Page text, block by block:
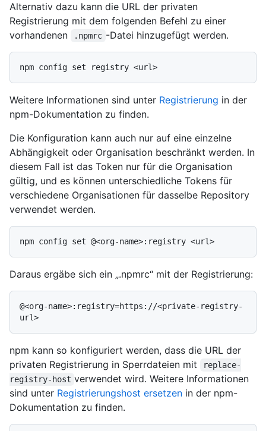
Alternativ dazu kann die URL der privaten
Registrierung mit dem folgenden Befehl zu einer
vorhandenen
.npmrc -Datei hinzugefügt werden.
Weitere Informationen sind unter Registrierung in der
npm-Dokumentation zu finden.
Die Konfiguration kann auch nur auf eine einzelne
Abhängigkeit oder Organisation beschränkt werden. In
diesem Fall ist das Token nur für die Organisation
gültig, und es können unterschiedliche Tokens für
verschiedene Organisationen für dasselbe Repository
verwendet werden.
Daraus ergäbe sich ein „.npmrc“ mit der Registrierung:
@<org-name>:registry=https://<private-registry-
npm kann so konfiguriert werden, dass die URL der
privaten Registrierung in Sperrdateien mit
replace-
registry-host verwendet wird. Weitere Informationen
sind unter Registrierungshost ersetzen in der npm-
Dokumentation zu finden.